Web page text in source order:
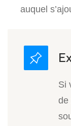
auquel
Si
de